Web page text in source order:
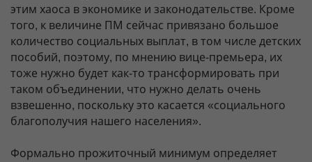
этим хаоса в экономике и законодательстве. Кроме
того, к величине ПМ сейчас привязано большое
количество социальных выплат, в том числе детских
пособий, поэтому, по мнению вице-премьера, их
тоже нужно будет как-то трансформировать при
таком объединении, что нужно делать очень
взвешенно, поскольку это касается «социального
благополучия нашего населения».
Формально прожиточный минимум определяет